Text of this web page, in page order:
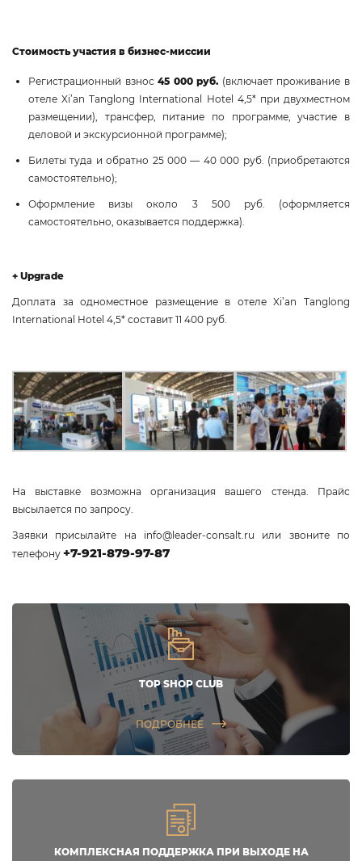
Стоимость участия в бизнес-миссии
Регистрационный взнос45 000 руб. (включает проживание в
отеле Xi’an Tanglong International Hotel 4,5* при двухместном
размещении), трансфер, питание по программе, участие в
деловой и экскурсионной программе);
Билеты туда и обратно 25 000 — 40 000 руб. (приобретаются
самостоятельно);
Оформление визы около 3 500 руб. (оформляется
самостоятельно, оказывается поддержка).
+ Upgrade
Доплата за одноместное размещение в отеле Xi’an Tanglong
International Hotel 4,5* составит 11 400 руб.
На выставке возможна организация вашего стенда. Прайс
высылается по запросу.
Заявки присылайте на info@leader-consalt.ru или звоните по
телефону +7-921-879-97-87
TOP SHOP CLUB
ПОДРОБНЕЕ
КОМПЛЕКСНАЯ ПОДДЕРЖКА ПРИ ВЫХОДЕ НА